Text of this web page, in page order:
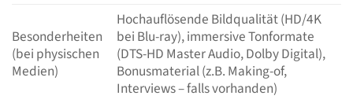
Besonderheiten
(bei physischen
Medien)
Hochauflösende Bildqualität (HD/4K
bei Blu-ray), immersive Tonformate
(DTS-HD Master Audio, Dolby Digital),
Bonusmaterial (z.B. Making-of,
Interviews – falls vorhanden)